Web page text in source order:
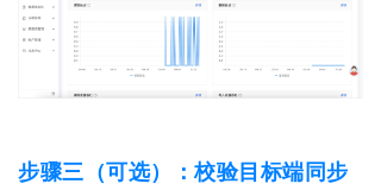
步骤三（可选）：校验目标端同步